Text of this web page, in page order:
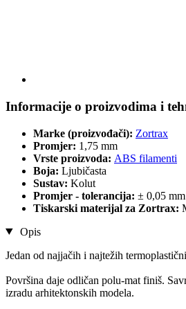
Informacije o proizvodima i
Marke (proizvođači): Zortrax
Promjer: 1,75 mm
Vrste proizvoda: ABS filamenti
Boja: Ljubičasta
Sustav: Kolut
Promjer - tolerancija: ± 0,05 mm
Tiskarski materijal za Zortrax:
Opis
Jedan od najjačih i najtežih
Površina daje odličan polu-mat finiš.
izradu arhitektonskih modela.